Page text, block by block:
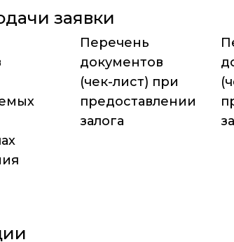
заявки
Перечень
документов
(чек-лист) при
предоставлении
залога